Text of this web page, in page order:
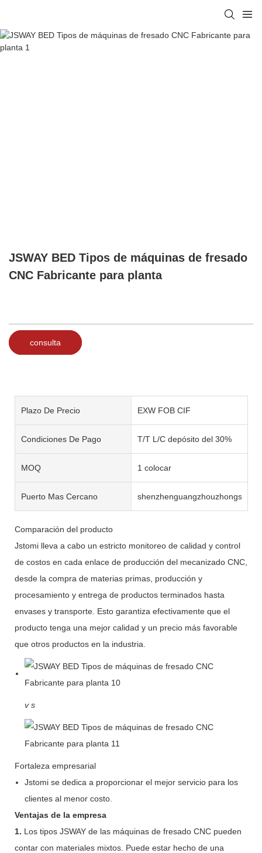
JSWAY BED Tipos de máquinas de fresado
CNC Fabricante para planta
consulta
Plazo De Precio EXW FOB CIF
Condiciones De Pago T/T L/C depósito del 30%
MOQ 1 colocar
Puerto Mas Cercano shenzhenguangzhouzhongshan
Comparación del producto
Jstomi lleva a cabo un estricto monitoreo de calidad y control
de costos en cada enlace de producción del mecanizado CNC,
desde la compra de materias primas, producción y
procesamiento y entrega de productos terminados hasta
envases y transporte. Esto garantiza efectivamente que el
producto tenga una mejor calidad y un precio más favorable
que otros productos en la industria.
vs
Fortaleza empresarial
Jstomi se dedica a proporcionar el mejor servicio para los
clientes al menor costo.
Ventajas de la empresa
1. Los tipos JSWAY de las máquinas de fresado CNC pueden
contar con materiales mixtos. Puede estar hecho de una